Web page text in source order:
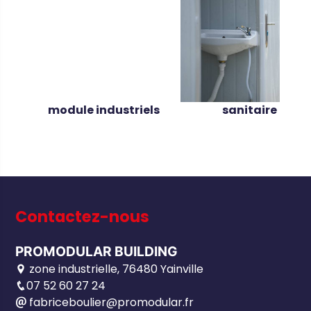
module industriels sanitaire
Contactez-nous
PROMODULAR BUILDING
zone industrielle, 76480 Yainville
07 52 60 27 24
fabriceboulier@promodular.fr